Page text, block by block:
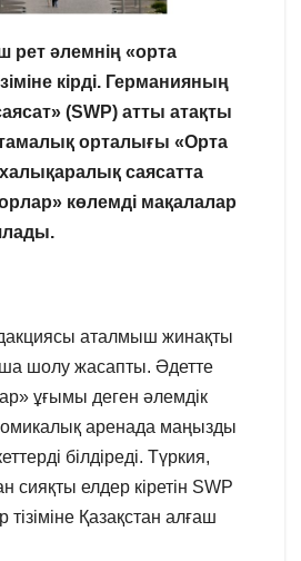
рет әлемнің «орта
кірді. Германияның
(SWP) атты атақты
орталығы «Орта
саясатта
көлемді мақалалар
аталмыш жинақты
шолу жасапты. Әдетте
ұғымы деген әлемдік
аренада маңызды
білдіреді. Түркия,
сияқты елдер кіретін SWP
Қазақстан алғаш